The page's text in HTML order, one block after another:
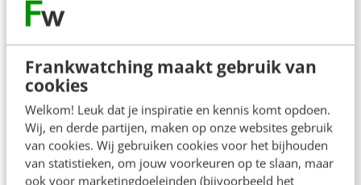
Frankwatching maakt gebruik van
cookies
Welkom! Leuk dat je inspiratie en kennis komt opdoen.
Wij, en derde partijen, maken op onze websites gebruik
van cookies. Wij gebruiken cookies voor het bijhouden
van statistieken, om jouw voorkeuren op te slaan, maar
ook voor marketingdoeleinden (bijvoorbeeld het
Contact
+31 30 200 1045
Tarieven
Meer contactopties